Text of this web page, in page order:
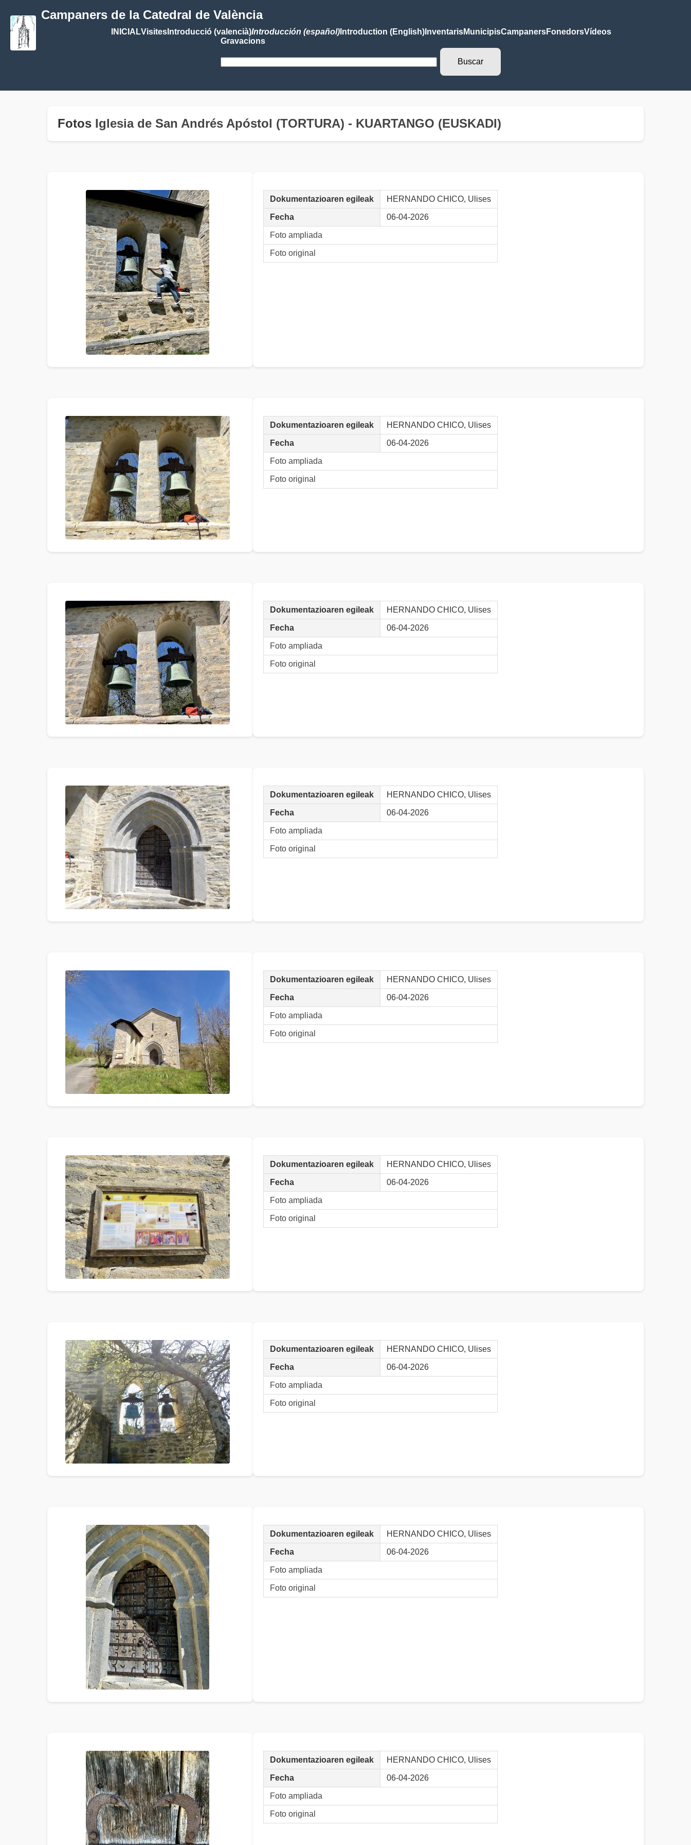
Campaners de la Catedral de València
INICIALVisitesIntroducció (valencià)Introducción (español)Introduction (English)InventarisMunicipisCampanersFonedorsVídeos
Gravacions
Fotos Iglesia de San Andrés Apóstol (TORTURA) - KUARTANGO (EUSKADI)
Dokumentazioaren egileak HERNANDO CHICO, Ulises
Fecha 06-04-2026
Foto ampliada
Foto original
Dokumentazioaren egileak HERNANDO CHICO, Ulises
Fecha 06-04-2026
Foto ampliada
Foto original
Dokumentazioaren egileak HERNANDO CHICO, Ulises
Fecha 06-04-2026
Foto ampliada
Foto original
Dokumentazioaren egileak HERNANDO CHICO, Ulises
Fecha 06-04-2026
Foto ampliada
Foto original
Dokumentazioaren egileak HERNANDO CHICO, Ulises
Fecha 06-04-2026
Foto ampliada
Foto original
Dokumentazioaren egileak HERNANDO CHICO, Ulises
Fecha 06-04-2026
Foto ampliada
Foto original
Dokumentazioaren egileak HERNANDO CHICO, Ulises
Fecha 06-04-2026
Foto ampliada
Foto original
Dokumentazioaren egileak HERNANDO CHICO, Ulises
Fecha 06-04-2026
Foto ampliada
Foto original
Dokumentazioaren egileak HERNANDO CHICO, Ulises
Fecha 06-04-2026
Foto ampliada
Foto original